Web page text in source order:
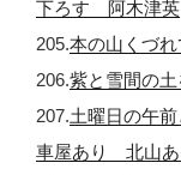
下ろす 阿木津英
205.本の山くづ
206.紫と雪間の
207.土曜日の午
車屋あり 北山あ